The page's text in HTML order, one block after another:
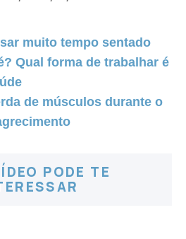
muito tempo sentado
Qual forma de trabalhar é
de músculos durante o
PODE TE